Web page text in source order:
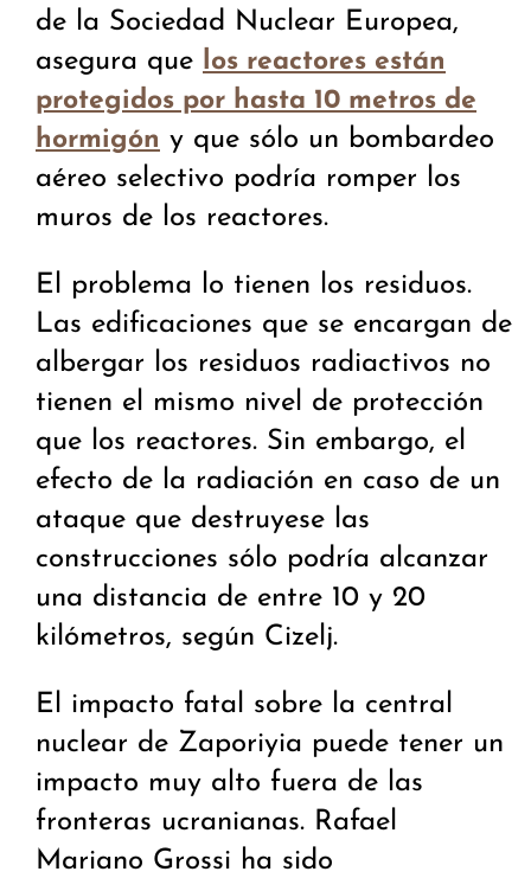
de la Sociedad Nuclear Europea,
asegura que los reactores están
protegidos por hasta 10 metros de
hormigón y que sólo un bombardeo
aéreo selectivo podría romper los
muros de los reactores.
El problema lo tienen los residuos.
Las edificaciones que se encargan de
albergar los residuos radiactivos no
tienen el mismo nivel de protección
que los reactores. Sin embargo, el
efecto de la radiación en caso de un
ataque que destruyese las
construcciones sólo podría alcanzar
una distancia de entre 10 y 20
kilómetros, según Cizelj.
El impacto fatal sobre la central
nuclear de Zaporiyia puede tener un
impacto muy alto fuera de las
fronteras ucranianas. Rafael
Mariano Grossi ha sido